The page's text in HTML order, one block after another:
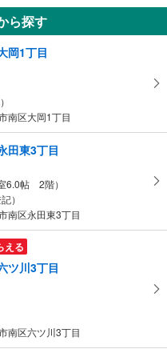
ら探す
岡1丁目
南区大岡1丁目
田東3丁目
6.0帖 2階）
）
南区永田東3丁目
える
ツ川3丁目
南区六ツ川3丁目